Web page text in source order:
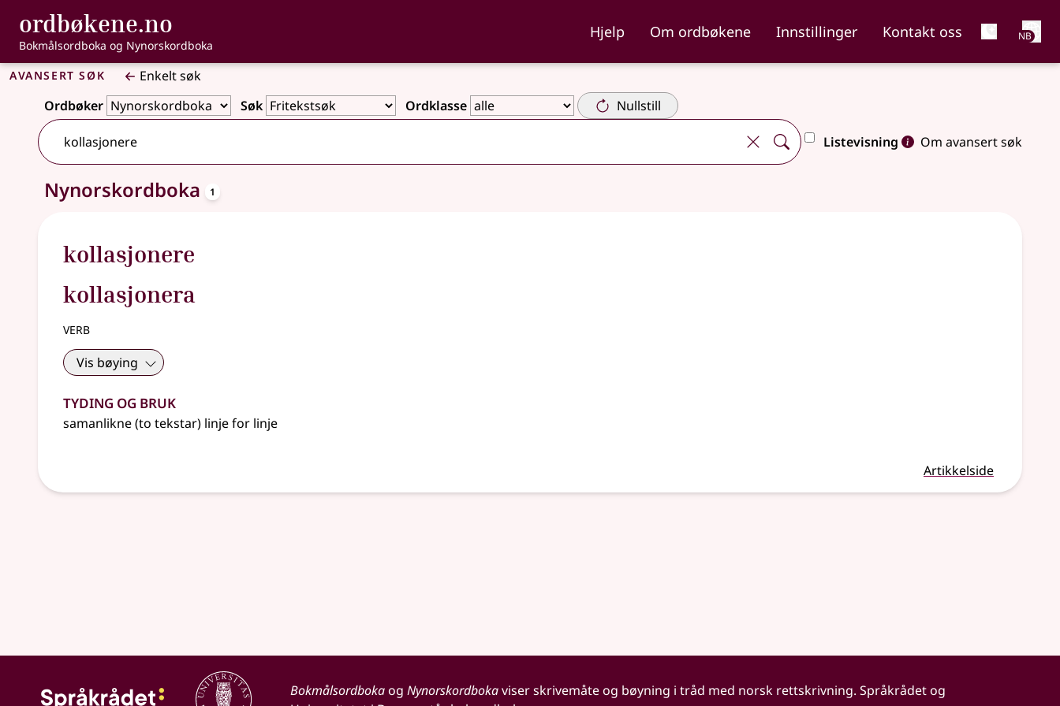
Gå til hovedinnhold
Tilgjengelighet
ordbøkene.no , Bokmålsordboka og Nynorskordboka
Bokmålsordboka og Nynorskordboka
Hjelp Om ordbøkene Innstillinger Kontakt oss NB
Avansert søk
Enkelt søk
Ordbøker
Søk Ordklasse Nullstill
Listevisning Om avansert søk
Ett treff
Nynorskordboka 1
kollasjonere
kollasjonera
verb
Vis bøying
Tyding og bruk
samanlikne (to tekstar) linje for linje
Artikkelside
Bokmålsordbokaog Nynorskordbokaviser skrivemåte og bøyning i tråd med norsk rettskrivning. Språkrådet og